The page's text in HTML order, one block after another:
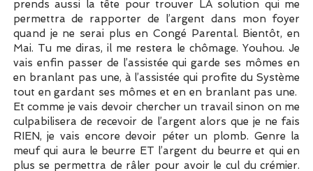
prends aussi la tête pour trouver LA solution qui me
permettra de rapporter de l’argent dans mon foyer
quand je ne serai plus en Congé Parental. Bientôt, en
Mai. Tu me diras, il me restera le chômage. Youhou. Je
vais enfin passer de l’assistée qui garde ses mômes en
en branlant pas une, à l’assistée qui profite du Système
tout en gardant ses mômes et en en branlant pas une.
Et comme je vais devoir chercher un travail sinon on me
culpabilisera de recevoir de l’argent alors que je ne fais
RIEN, je vais encore devoir péter un plomb. Genre la
meuf qui aura le beurre ET l’argent du beurre et qui en
plus se permettra de râler pour avoir le cul du crémier.